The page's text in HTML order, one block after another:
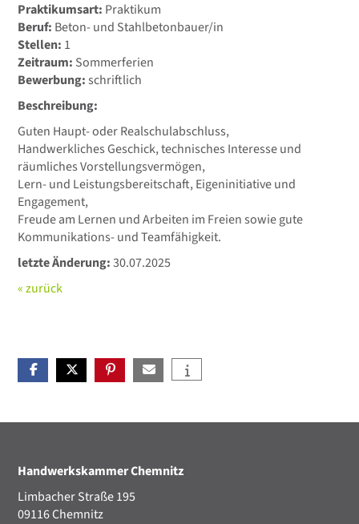
Praktikumsart: Praktikum
Beruf: Beton- und Stahlbetonbauer/in
Stellen: 1
Zeitraum: Sommerferien
Bewerbung:schriftlich
Beschreibung:
Guten Haupt- oder Realschulabschluss,
Handwerkliches Geschick, technisches Interesse und
räumliches Vorstellungsvermögen,
Lern- und Leistungsbereitschaft, Eigeninitiative und
Engagement,
Freude am Lernen und Arbeiten im Freien sowie gute
Kommunikations- und Teamfähigkeit.
letzte Änderung:30.07.2025
« zurück
Handwerkskammer Chemnitz
Limbacher Straße 195
09116 Chemnitz